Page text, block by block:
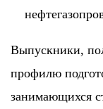
Выпускники,
профилю
занимающихся